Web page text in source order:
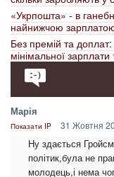
«Укрпошта» - в
найнижчою
Без премій та
мінімальної зарплати
Марія
Показати IP 31 Жовтня
Ну здається
політик,була не
молодець,і нема